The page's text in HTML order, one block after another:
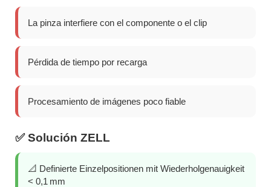
La pinza interfiere con el componente o el clip
Pérdida de tiempo por recarga
Procesamiento de imágenes poco fiable
✅ Solución ZELL
📐 Definierte Einzelpositionen mit Wiederholgenauigkeit
< 0,1 mm